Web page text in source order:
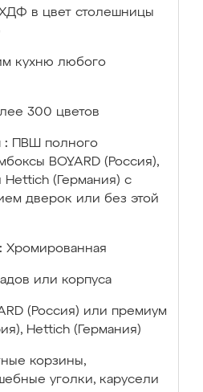
в цвет столешницы
кухню любого
300 цветов
:
ПВШ полного
BOYARD (Россия),
Hettich (Германия) с
дверок или без этой
Хромированная
или корпуса
(Россия) или премиум
Hettich (Германия)
корзины,
уголки, карусели